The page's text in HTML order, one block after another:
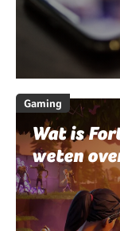
Gaming
Wat is
weten